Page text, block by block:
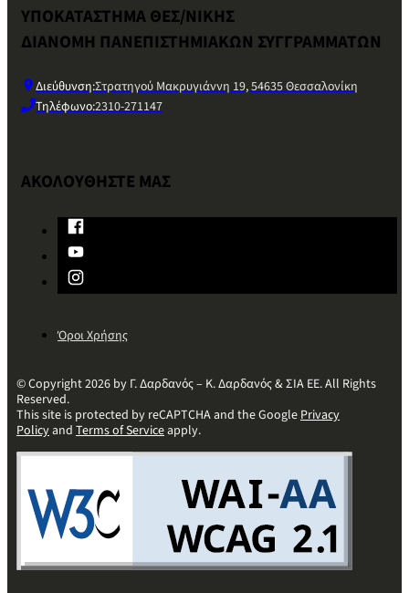
ΥΠΟΚΑΤΑΣΤΗΜΑ ΘΕΣ/ΝΙΚΗΣ
ΔΙΑΝΟΜΗ ΠΑΝΕΠΙΣΤΗΜΙΑΚΩΝ ΣΥΓΓΡΑΜΜΑΤΩΝ
Διεύθυνση:Στρατηγού Μακρυγιάννη 19, 54635 Θεσσαλονίκη
Τηλέφωνο:2310-271147
ΑΚΟΛΟΥΘΗΣΤΕ ΜΑΣ
Όροι Χρήσης
© Copyright 2026 by Γ. Δαρδανός – Κ. Δαρδανός & ΣΙΑ ΕΕ. All Rights
Reserved.
This site is protected by reCAPTCHA and the GooglePrivacy
Policyand Terms of Serviceapply.